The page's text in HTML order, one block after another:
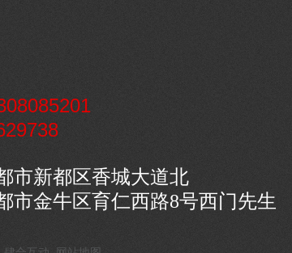
市新都区香城大道北
市金牛区育仁西路8号西门先生